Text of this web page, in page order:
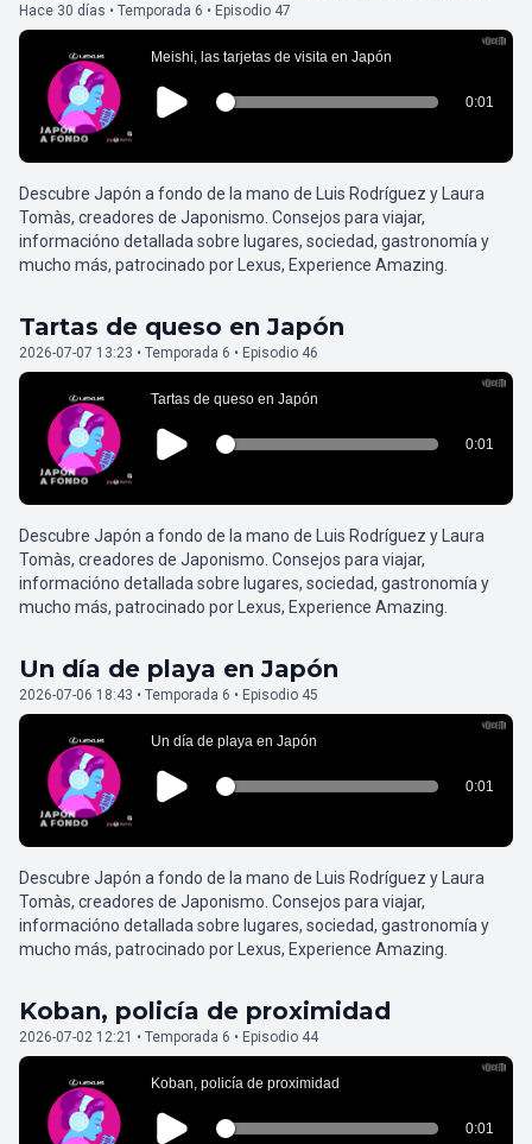
Hace 30 días • Temporada 6 • Episodio 47
Descubre Japón a fondo de la mano de Luis Rodríguez y Laura
Tomàs, creadores de Japonismo. Consejos para viajar,
informacióno detallada sobre lugares, sociedad, gastronomía y
mucho más, patrocinado por Lexus, Experience Amazing.
Tartas de queso en Japón
2026-07-07 13:23 • Temporada 6 • Episodio 46
Descubre Japón a fondo de la mano de Luis Rodríguez y Laura
Tomàs, creadores de Japonismo. Consejos para viajar,
informacióno detallada sobre lugares, sociedad, gastronomía y
mucho más, patrocinado por Lexus, Experience Amazing.
Un día de playa en Japón
2026-07-06 18:43 • Temporada 6 • Episodio 45
Descubre Japón a fondo de la mano de Luis Rodríguez y Laura
Tomàs, creadores de Japonismo. Consejos para viajar,
informacióno detallada sobre lugares, sociedad, gastronomía y
mucho más, patrocinado por Lexus, Experience Amazing.
Koban, policía de proximidad
2026-07-02 12:21 • Temporada 6 • Episodio 44